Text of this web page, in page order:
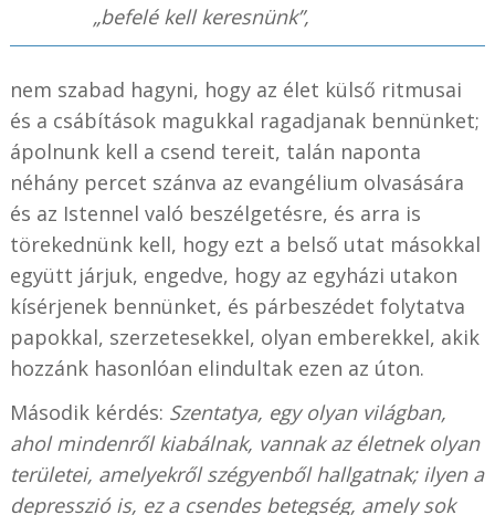
„befelé kell keresnünk”,
nem szabad hagyni, hogy az élet külső ritmusai
és a csábítások magukkal ragadjanak bennünket;
ápolnunk kell a csend tereit, talán naponta
néhány percet szánva az evangélium olvasására
és az Istennel való beszélgetésre, és arra is
törekednünk kell, hogy ezt a belső utat másokkal
együtt járjuk, engedve, hogy az egyházi utakon
kísérjenek bennünket, és párbeszédet folytatva
papokkal, szerzetesekkel, olyan emberekkel, akik
hozzánk hasonlóan elindultak ezen az úton.
Második kérdés: Szentatya, egy olyan világban,
ahol mindenről kiabálnak, vannak az életnek olyan
területei, amelyekről szégyenből hallgatnak; ilyen a
depresszió is, ez a csendes betegség, amely sok